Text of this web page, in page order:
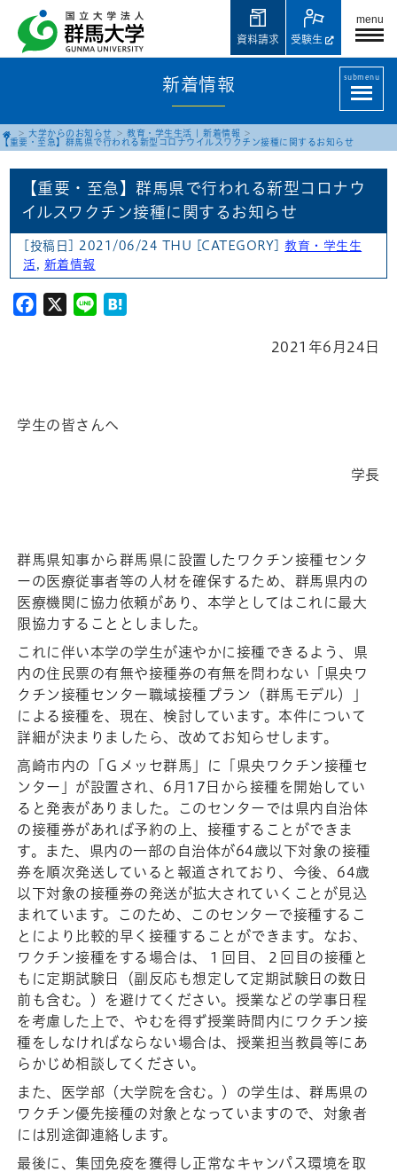
menu
受験生
資料請求
新着情報 submenu
大学からのお知らせ 教育・学生生活
新着情報
【重要・至急】群馬県で行われる新型コロナウイルスワクチン接種に関するお知らせ
【重要・至急】群馬県で行われる新型コロナウ
イルスワクチン接種に関するお知らせ
[投稿日] 2021/06/24 THU [CATEGORY] 教育・学生生
活, 新着情報
Facebook
X Line
2021年6月24日
学生の皆さんへ
学長
群馬県知事から群馬県に設置したワクチン接種センタ
ーの医療従事者等の人材を確保するため、群馬県内の
医療機関に協力依頼があり、本学としてはこれに最大
限協力することとしました。
これに伴い本学の学生が速やかに接種できるよう、県
内の住民票の有無や接種券の有無を問わない「県央ワ
クチン接種センター職域接種プラン（群馬モデル）」
による接種を、現在、検討しています。本件について
詳細が決まりましたら、改めてお知らせします。
高崎市内の「Ｇメッセ群馬」に「県央ワクチン接種セ
ンター」が設置され、6月17日から接種を開始してい
ると発表がありました。このセンターでは県内自治体
の接種券があれば予約の上、接種することができま
す。また、県内の一部の自治体が64歳以下対象の接種
券を順次発送していると報道されており、今後、64歳
以下対象の接種券の発送が拡大されていくことが見込
まれています。このため、このセンターで接種するこ
とにより比較的早く接種することができます。なお、
ワクチン接種をする場合は、１回目、２回目の接種と
もに定期試験日（副反応も想定して定期試験日の数日
前も含む。）を避けてください。授業などの学事日程
を考慮した上で、やむを得ず授業時間内にワクチン接
種をしなければならない場合は、授業担当教員等にあ
らかじめ相談してください。
また、医学部（大学院を含む。）の学生は、群馬県の
ワクチン優先接種の対象となっていますので、対象者
には別途御連絡します。
最後に、集団免疫を獲得し正常なキャンパス環境を取